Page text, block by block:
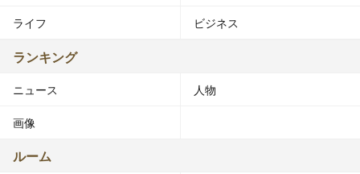
ライフ ビジネス
ランキング
ニュース 人物
画像
ルーム